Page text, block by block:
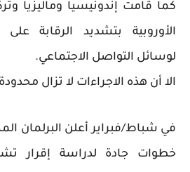
كما قامت إندونيسيا وماليزيا
الأوروبية بتشديد الرقابة
لوسائل التواصل الاجتماعي.
الا أن هذه الاجراءات لا تزال
في شباط/فبراير أعلن البرلمان
خطوات جادة لدراسة إقرار